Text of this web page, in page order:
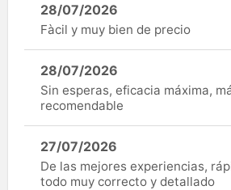
28/07/2026
Fàcil y muy bien de precio
28/07/2026
Sin esperas, eficacia máxima,
recomendable
27/07/2026
De las mejores experiencias,
todo muy correcto y detallado